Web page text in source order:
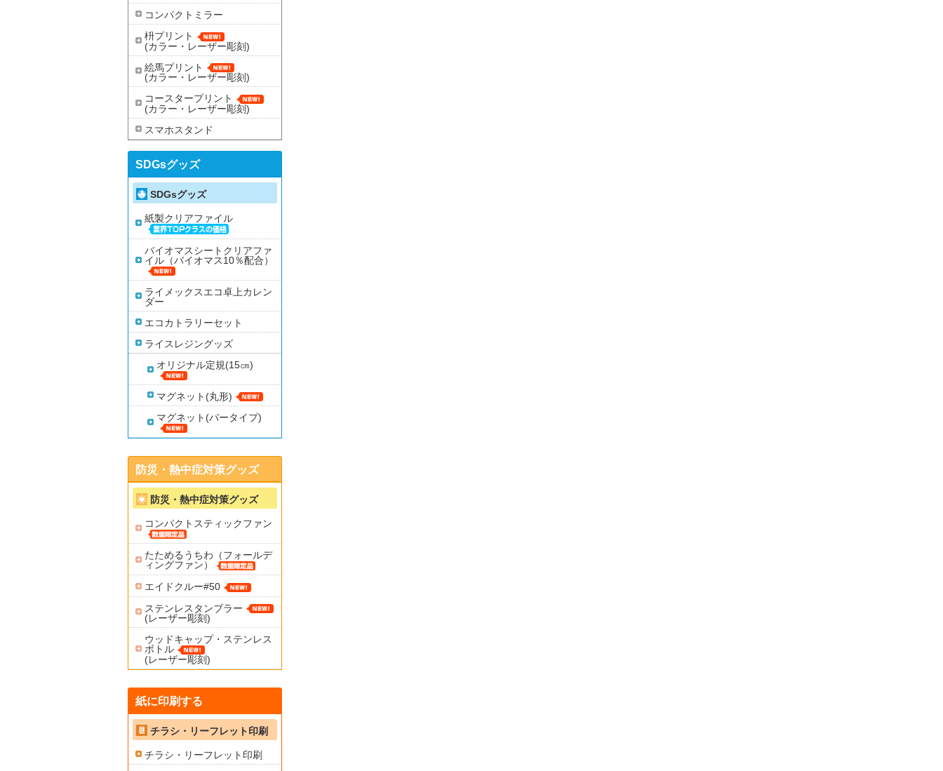
コンパクトミラー
枡プリント
(カラー・レーザー彫刻)
絵馬プリント
(カラー・レーザー彫刻)
コースタープリント
(カラー・レーザー彫刻)
スマホスタンド
SDGsグッズ
SDGsグッズ
紙製クリアファイル
バイオマスシートクリアファ
イル（バイオマス10％配合）
ライメックスエコ卓上カレン
ダー
エコカトラリーセット
ライスレジングッズ
オリジナル定規(15㎝)
マグネット(丸形)
マグネット(バータイプ)
防災・熱中症対策グッズ
防災・熱中症対策グッズ
コンパクトスティックファン
たためるうちわ（フォールデ
ィングファン）
エイドクルー#50
ステンレスタンブラー
(レーザー彫刻)
ウッドキャップ・ステンレス
ボトル
(レーザー彫刻)
紙に印刷する
チラシ・リーフレット印刷
チラシ・リーフレット印刷